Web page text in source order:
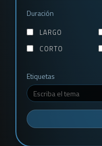
Duración
LARGO
CORTO
Etiquetas